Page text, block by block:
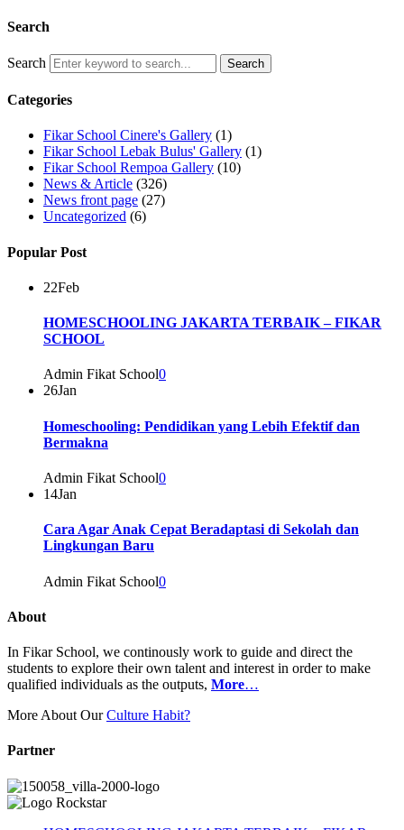
Search
Search
Categories
Fikar School Cinere's Gallery (1)
Fikar School Lebak Bulus' Gallery (1)
Fikar School Rempoa Gallery (10)
News & Article (326)
News front page (27)
Uncategorized (6)
Popular Post
22Feb
HOMESCHOOLING JAKARTA TERBAIK – FIKAR
SCHOOL
Admin Fikat School0
26Jan
Homeschooling: Pendidikan yang Lebih Efektif dan
Bermakna
Admin Fikat School0
14Jan
Cara Agar Anak Cepat Beradaptasi di Sekolah dan
Lingkungan Baru
Admin Fikat School0
About
In Fikar School, we continously work to guide and direct the
students to explore their own talent and interest in order to make
qualified individuals as the outputs, More…
More About OurCulture Habit?
Partner